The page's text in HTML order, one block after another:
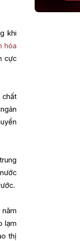
khi
hóa
cực
chất
lạm
thị